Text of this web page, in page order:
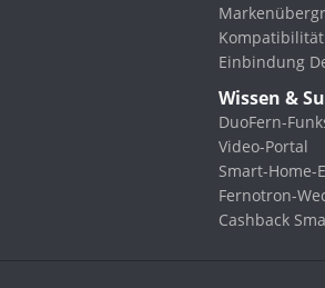
Kompatibilität
Einbindung
Wissen &
DuoFern-
Video-Portal
Smart-Home-
Fernotron-
Cashback